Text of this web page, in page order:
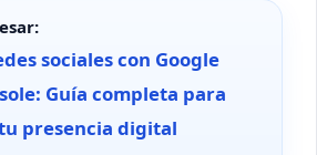
sociales con Google
Guía completa para
presencia digital